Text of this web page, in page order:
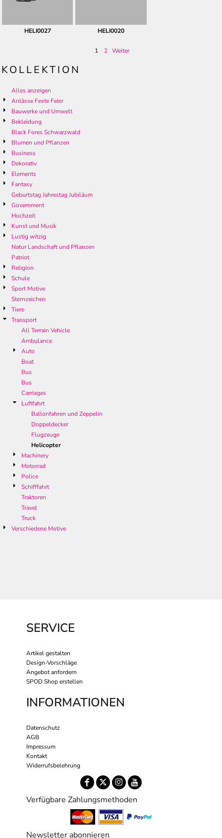
HELI0027 HELI0020
1 2 Weiter
KOLLEKTION
Alles anzeigen
Anlässe Feste Feier
Bauwerke und Umwelt
Bekleidung
Black Fores Schwarzwald
Blumen und Pflanzen
Business
Dekorativ
Elements
Fantasy
Geburtstag Jahrestag Jubiläum
Government
Hochzeit
Kunst und Musik
Lustig witzig
Natur Landschaft und Pflanzen
Patriot
Religion
Schule
Sport Motive
Sternzeichen
Tiere
Transport
All Terrain Vehicle
Ambulance
Auto
Boat
Bus
Bus
Carriages
Luftfahrt
Ballonfahren und Zeppelin
Doppeldecker
Flugzeuge
Helicopter
Machinery
Motorrad
Police
Schifffahrt
Traktoren
Travel
Truck
Verschiedene Motive
SERVICE
Artikel gestalten
Design-Vorschläge
Angebot anfordern
SPOD Shop erstellen
INFORMATIONEN
Datenschutz
AGB
Impressum
Kontakt
Widerrufsbelehrung
Verfügbare Zahlungsmethoden
Newsletter abonnieren